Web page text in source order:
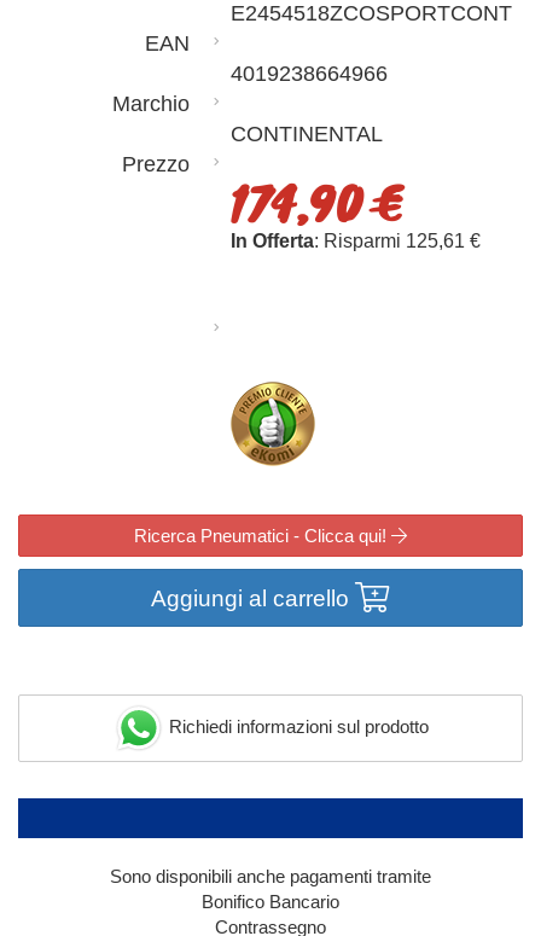
E2454518ZCOSPORTCONT
EAN
4019238664966
Marchio
CONTINENTAL
Prezzo
174,90 €
In Offerta: Risparmi 125,61 €
Ricerca Pneumatici - Clicca qui!
Aggiungi al carrello
Richiedi informazioni sul prodotto
Sono disponibili anche pagamenti tramite
Bonifico Bancario
Contrassegno